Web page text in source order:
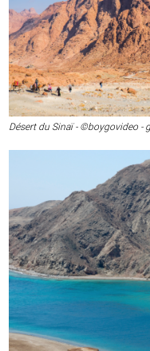
Désert du Sinaï - ©boygovideo -